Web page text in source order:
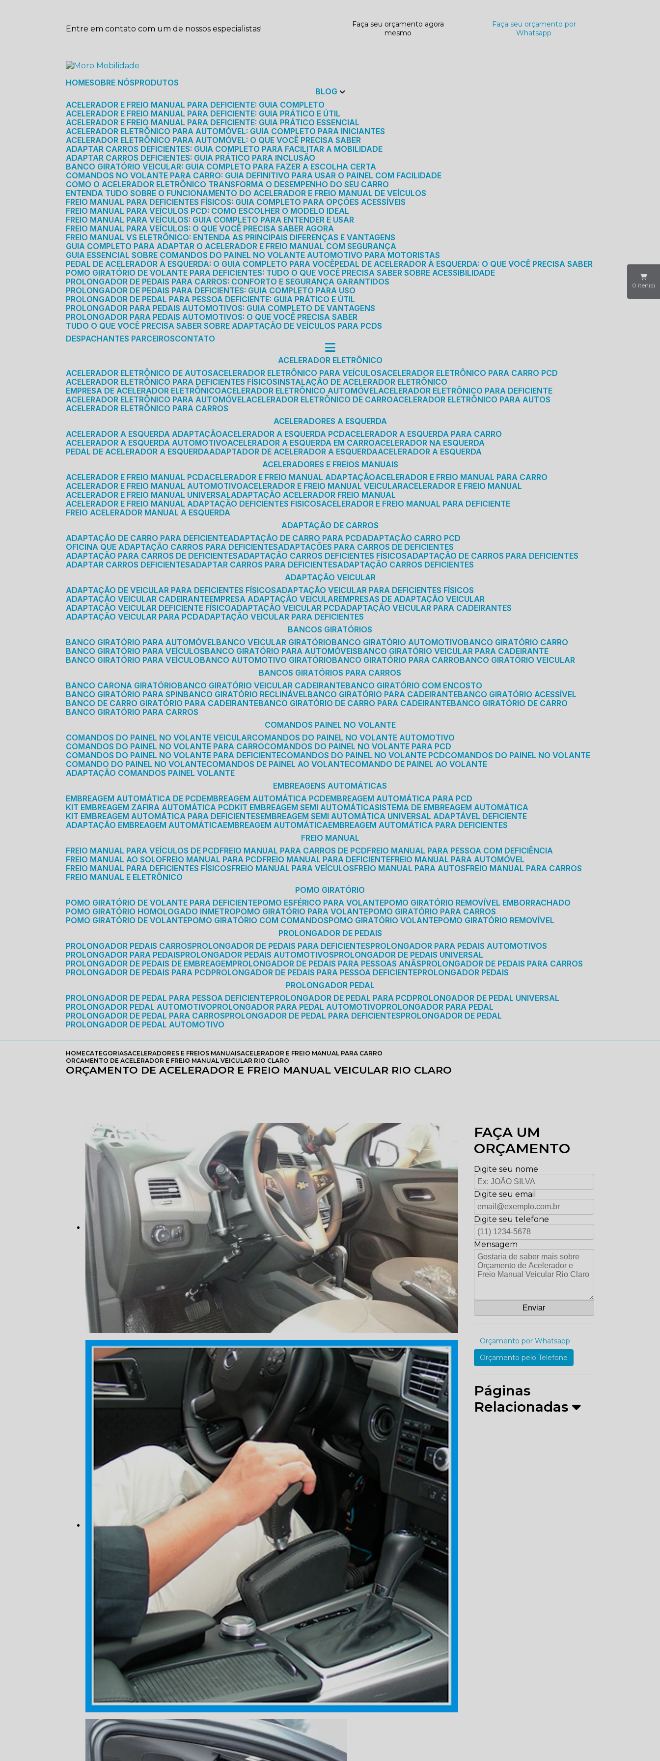
Entre em contato com um de nossos especialistas!
Faça seu orçamento agora
mesmo
Faça seu orçamento por
Whatsapp
HOME SOBRE NÓS PRODUTOS
BLOG
ACELERADOR E FREIO MANUAL PARA DEFICIENTE: GUIA COMPLETO
ACELERADOR E FREIO MANUAL PARA DEFICIENTE: GUIA PRÁTICO E ÚTIL
ACELERADOR E FREIO MANUAL PARA DEFICIENTE: GUIA PRÁTICO ESSENCIAL
ACELERADOR ELETRÔNICO PARA AUTOMÓVEL: GUIA COMPLETO PARA INICIANTES
ACELERADOR ELETRÔNICO PARA AUTOMÓVEL: O QUE VOCÊ PRECISA SABER
ADAPTAR CARROS DEFICIENTES: GUIA COMPLETO PARA FACILITAR A MOBILIDADE
ADAPTAR CARROS DEFICIENTES: GUIA PRÁTICO PARA INCLUSÃO
BANCO GIRATÓRIO VEICULAR: GUIA COMPLETO PARA FAZER A ESCOLHA CERTA
COMANDOS NO VOLANTE PARA CARRO: GUIA DEFINITIVO PARA USAR O PAINEL COM FACILIDADE
COMO O ACELERADOR ELETRÔNICO TRANSFORMA O DESEMPENHO DO SEU CARRO
ENTENDA TUDO SOBRE O FUNCIONAMENTO DO ACELERADOR E FREIO MANUAL DE VEÍCULOS
FREIO MANUAL PARA DEFICIENTES FÍSICOS: GUIA COMPLETO PARA OPÇÕES ACESSÍVEIS
FREIO MANUAL PARA VEÍCULOS PCD: COMO ESCOLHER O MODELO IDEAL
FREIO MANUAL PARA VEÍCULOS: GUIA COMPLETO PARA ENTENDER E USAR
FREIO MANUAL PARA VEÍCULOS: O QUE VOCÊ PRECISA SABER AGORA
FREIO MANUAL VS ELETRÔNICO: ENTENDA AS PRINCIPAIS DIFERENÇAS E VANTAGENS
GUIA COMPLETO PARA ADAPTAR O ACELERADOR E FREIO MANUAL COM SEGURANÇA
GUIA ESSENCIAL SOBRE COMANDOS DO PAINEL NO VOLANTE AUTOMOTIVO PARA MOTORISTAS
PEDAL DE ACELERADOR À ESQUERDA: O GUIA COMPLETO PARA VOCÊ PEDAL DE ACELERADOR À ESQUERDA: O QUE VOCÊ PRECISA SABER
POMO GIRATÓRIO DE VOLANTE PARA DEFICIENTES: TUDO O QUE VOCÊ PRECISA SABER SOBRE ACESSIBILIDADE
PROLONGADOR DE PEDAIS PARA CARROS: CONFORTO E SEGURANÇA GARANTIDOS
PROLONGADOR DE PEDAIS PARA DEFICIENTES: GUIA COMPLETO PARA USO
PROLONGADOR DE PEDAL PARA PESSOA DEFICIENTE: GUIA PRÁTICO E ÚTIL
PROLONGADOR PARA PEDAIS AUTOMOTIVOS: GUIA COMPLETO DE VANTAGENS
PROLONGADOR PARA PEDAIS AUTOMOTIVOS: O QUE VOCÊ PRECISA SABER
TUDO O QUE VOCÊ PRECISA SABER SOBRE ADAPTAÇÃO DE VEÍCULOS PARA PCDS
DESPACHANTES PARCEIROS
CONTATO
ACELERADOR ELETRÔNICO
ACELERADOR ELETRÔNICO DE AUTOS ACELERADOR ELETRÔNICO PARA VEÍCULOS ACELERADOR ELETRÔNICO PARA CARRO PCD
ACELERADOR ELETRÔNICO PARA DEFICIENTES FÍSICOS INSTALAÇÃO DE ACELERADOR ELETRÔNICO
EMPRESA DE ACELERADOR ELETRÔNICO ACELERADOR ELETRÔNICO AUTOMÓVEL ACELERADOR ELETRÔNICO PARA DEFICIENTE
ACELERADOR ELETRÔNICO PARA AUTOMÓVEL ACELERADOR ELETRÔNICO DE CARRO ACELERADOR ELETRÔNICO PARA AUTOS
ACELERADOR ELETRÔNICO PARA CARROS
ACELERADORES A ESQUERDA
ACELERADOR A ESQUERDA ADAPTAÇÃO ACELERADOR A ESQUERDA PCD ACELERADOR A ESQUERDA PARA CARRO
ACELERADOR A ESQUERDA AUTOMOTIVO ACELERADOR A ESQUERDA EM CARRO ACELERADOR NA ESQUERDA
PEDAL DE ACELERADOR A ESQUERDA
ADAPTADOR DE ACELERADOR A ESQUERDA ACELERADOR A ESQUERDA
ACELERADORES E FREIOS MANUAIS
ACELERADOR E FREIO MANUAL PCD ACELERADOR E FREIO MANUAL ADAPTAÇÃO ACELERADOR E FREIO MANUAL PARA CARRO
ACELERADOR E FREIO MANUAL AUTOMOTIVO ACELERADOR E FREIO MANUAL VEICULAR ACELERADOR E FREIO MANUAL
ACELERADOR E FREIO MANUAL UNIVERSAL
ADAPTAÇÃO ACELERADOR FREIO MANUAL
ACELERADOR E FREIO MANUAL ADAPTAÇÃO DEFICIENTES FISICOS ACELERADOR E FREIO MANUAL PARA DEFICIENTE
FREIO ACELERADOR MANUAL A ESQUERDA
ADAPTAÇÃO DE CARROS
ADAPTAÇÃO DE CARRO PARA DEFICIENTE
ADAPTAÇÃO DE CARRO PARA PCD
ADAPTAÇÃO CARRO PCD
OFICINA QUE ADAPTAÇÃO CARROS PARA DEFICIENTES
ADAPTAÇÕES PARA CARROS DE DEFICIENTES
ADAPTAÇÃO PARA CARROS DE DEFICIENTES
ADAPTAÇÃO CARROS DEFICIENTES FÍSICOS
ADAPTAÇÃO DE CARROS PARA DEFICIENTES
ADAPTAR CARROS DEFICIENTES
ADAPTAR CARROS PARA DEFICIENTES
ADAPTAÇÃO CARROS DEFICIENTES
ADAPTAÇÃO VEICULAR
ADAPTAÇÃO DE VEICULAR PARA DEFICIENTES FÍSICOS
ADAPTAÇÃO VEICULAR PARA DEFICIENTES FÍSICOS
ADAPTAÇÃO VEICULAR CADEIRANTE EMPRESA ADAPTAÇÃO VEICULAR EMPRESAS DE ADAPTAÇÃO VEICULAR
ADAPTAÇÃO VEICULAR DEFICIENTE FÍSICO
ADAPTAÇÃO VEICULAR PCD
ADAPTAÇÃO VEICULAR PARA CADEIRANTES
ADAPTAÇÃO VEICULAR PARA PCD
ADAPTAÇÃO VEICULAR PARA DEFICIENTES
BANCOS GIRATÓRIOS
BANCO GIRATÓRIO PARA AUTOMÓVEL
BANCO VEICULAR GIRATÓRIO BANCO GIRATÓRIO AUTOMOTIVO
BANCO GIRATÓRIO CARRO
BANCO GIRATÓRIO PARA VEÍCULOS
BANCO GIRATÓRIO PARA AUTOMÓVEIS
BANCO GIRATÓRIO VEICULAR PARA CADEIRANTE
BANCO GIRATÓRIO PARA VEÍCULO
BANCO AUTOMOTIVO GIRATÓRIO BANCO GIRATÓRIO PARA CARRO
BANCO GIRATÓRIO VEICULAR
BANCOS GIRATÓRIOS PARA CARROS
BANCO CARONA GIRATÓRIO
BANCO GIRATÓRIO VEICULAR CADEIRANTE BANCO GIRATÓRIO COM ENCOSTO
BANCO GIRATÓRIO PARA SPIN
BANCO GIRATÓRIO RECLINÁVEL BANCO GIRATÓRIO PARA CADEIRANTE BANCO GIRATÓRIO ACESSÍVEL
BANCO DE CARRO GIRATÓRIO PARA CADEIRANTE BANCO GIRATÓRIO DE CARRO PARA CADEIRANTE BANCO GIRATÓRIO DE CARRO
BANCO GIRATÓRIO PARA CARROS
COMANDOS PAINEL NO VOLANTE
COMANDOS DO PAINEL NO VOLANTE VEICULAR
COMANDOS DO PAINEL NO VOLANTE AUTOMOTIVO
COMANDOS DO PAINEL NO VOLANTE PARA CARRO
COMANDOS DO PAINEL NO VOLANTE PARA PCD
COMANDOS DO PAINEL NO VOLANTE PARA DEFICIENTE
COMANDOS DO PAINEL NO VOLANTE PCD
COMANDOS DO PAINEL NO VOLANTE
COMANDO DO PAINEL NO VOLANTE
COMANDOS DE PAINEL AO VOLANTE
COMANDO DE PAINEL AO VOLANTE
ADAPTAÇÃO COMANDOS PAINEL VOLANTE
EMBREAGENS AUTOMÁTICAS
EMBREAGEM AUTOMÁTICA DE PCD EMBREAGEM AUTOMÁTICA PCD EMBREAGEM AUTOMÁTICA PARA PCD
KIT EMBREAGEM ZAFIRA AUTOMÁTICA PCD
KIT EMBREAGEM SEMI AUTOMÁTICA SISTEMA DE EMBREAGEM AUTOMÁTICA
KIT EMBREAGEM AUTOMÁTICA PARA DEFICIENTES EMBREAGEM SEMI AUTOMÁTICA UNIVERSAL ADAPTÁVEL DEFICIENTE
ADAPTAÇÃO EMBREAGEM AUTOMÁTICA EMBREAGEM AUTOMÁTICA EMBREAGEM AUTOMÁTICA PARA DEFICIENTES
FREIO MANUAL
FREIO MANUAL PARA VEÍCULOS DE PCD FREIO MANUAL PARA CARROS DE PCD FREIO MANUAL PARA PESSOA COM DEFICIÊNCIA
FREIO MANUAL AO SOLO FREIO MANUAL PARA PCD FREIO MANUAL PARA DEFICIENTE FREIO MANUAL PARA AUTOMÓVEL
FREIO MANUAL PARA DEFICIENTES FÍSICOS FREIO MANUAL PARA VEÍCULOS FREIO MANUAL PARA AUTOS FREIO MANUAL PARA CARROS
FREIO MANUAL E ELETRÔNICO
POMO GIRATÓRIO
POMO GIRATÓRIO DE VOLANTE PARA DEFICIENTE POMO ESFÉRICO PARA VOLANTE POMO GIRATÓRIO REMOVÍVEL EMBORRACHADO
POMO GIRATÓRIO HOMOLOGADO INMETRO POMO GIRATÓRIO PARA VOLANTE POMO GIRATÓRIO PARA CARROS
POMO GIRATÓRIO DE VOLANTE POMO GIRATÓRIO COM COMANDOS POMO GIRATÓRIO VOLANTE POMO GIRATÓRIO REMOVÍVEL
PROLONGADOR DE PEDAIS
PROLONGADOR PEDAIS CARROS PROLONGADOR DE PEDAIS PARA DEFICIENTES PROLONGADOR PARA PEDAIS AUTOMOTIVOS
PROLONGADOR PARA PEDAIS PROLONGADOR PEDAIS AUTOMOTIVOS PROLONGADOR DE PEDAIS UNIVERSAL
PROLONGADOR DE PEDAIS DE EMBREAGEM PROLONGADOR DE PEDAIS PARA PESSOAS ANÃS PROLONGADOR DE PEDAIS PARA CARROS
PROLONGADOR DE PEDAIS PARA PCD PROLONGADOR DE PEDAIS PARA PESSOA DEFICIENTE PROLONGADOR PEDAIS
PROLONGADOR PEDAL
PROLONGADOR DE PEDAL PARA PESSOA DEFICIENTE PROLONGADOR DE PEDAL PARA PCD PROLONGADOR DE PEDAL UNIVERSAL
PROLONGADOR PEDAL AUTOMOTIVO PROLONGADOR PARA PEDAL AUTOMOTIVO PROLONGADOR PARA PEDAL
PROLONGADOR DE PEDAL PARA CARROS PROLONGADOR DE PEDAL PARA DEFICIENTES PROLONGADOR DE PEDAL
PROLONGADOR DE PEDAL AUTOMOTIVO
0 iten(s)
HOMECATEGORIASACELERADORES E FREIOS MANUAISACELERADOR E FREIO MANUAL PARA CARRO
ORCAMENTO DE ACELERADOR E FREIO MANUAL VEICULAR RIO CLARO
ORÇAMENTO DE ACELERADOR E FREIO MANUAL VEICULAR RIO CLARO
FAÇA UM
ORÇAMENTO
Digite seu nome
Digite seu email
Digite seu telefone
Mensagem
Orçamento por Whatsapp
Orçamento pelo Telefone
Páginas
Relacionadas